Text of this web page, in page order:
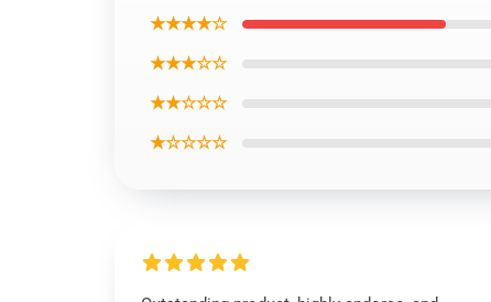
★★★★☆
★★★☆☆
★★☆☆☆
★☆☆☆☆